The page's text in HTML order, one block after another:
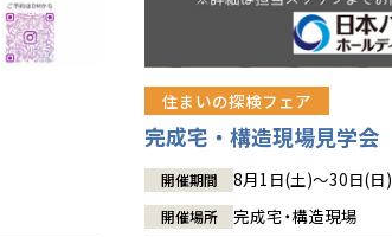
住まいの探検フェア
完成宅・構造現場見学会
開催期間 8月1日(土)～30日(日)
開催場所 完成宅・構造現場